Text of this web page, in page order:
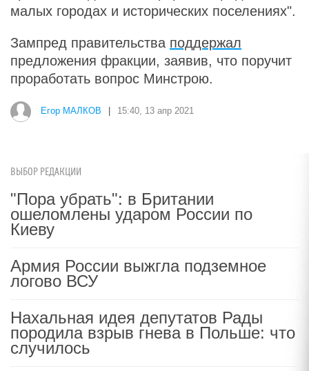
малых городах и исторических поселениях".
Зампред правительства поддержал
предложения фракции, заявив, что поручит
проработать вопрос Минстрою.
Егор МАЛКОВ 15:40, 13 апр 2021
ВЫБОР РЕДАКЦИИ
"Пора убрать": в Британии
ошеломлены ударом России по
Киеву
Армия России выжгла подземное
логово ВСУ
Нахальная идея депутатов Рады
породила взрыв гнева в Польше: что
случилось